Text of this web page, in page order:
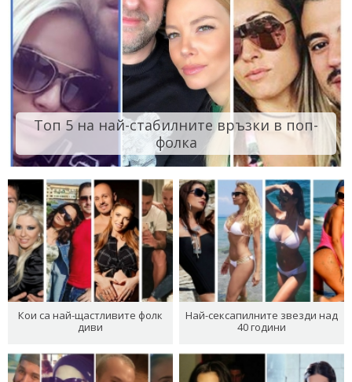
Топ 5 на най-стабилните връзки в поп-
фолка
Кои са най-щастливите фолк
диви
Най-сексапилните звезди над
40 години